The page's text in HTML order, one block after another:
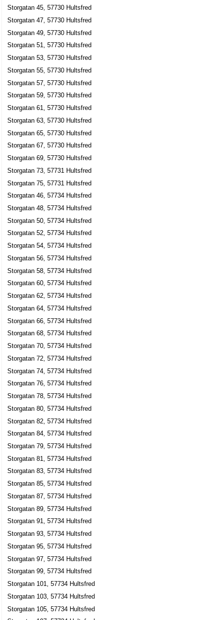
Johansson, Nils-Erik
0495-69690
Storgatan 30, 57730 Hultsfred
DT Skogstjänst
Arne Dan Torkel Torkelsson
0495-12527
Putte's Lot's & Bemanning
Per Håkan Lundqvist
Storgatan 39, 57730 Hultsfred
ELJ Produkter
0495-41400
Storgatan 40, 57730 Hultsfred
Julles Fynd
Karina Helena Johansson
0495-41137
Storgatan 40 Lgh 1101, 57730 Hultsfred
Advokaten Peter Frisén AB
Peter Sven Anders Frisén
0495-12760
Mäklarbyrån Wirconia AB
Sven Gottfrid Daniel Lang
0495-12660
Storgatan 44, 57730 Hultsfred
Zaags Ekipering AB
Zaag Lars Edvard Gardelöf
0495-41328
Storgatan 44, 57730 Hultsfred
Åke Ingvarsson
Storgatan 45, 57730 Hultsfred
M-designproduktion AB
Jan Arvid Michael Myrsäter
Storgatan 46, 57734 Hultsfred
Falk, Tony
0495-13285
Industrilokaler i Hultsfred HB
Storgatan 50, 57734 Hultsfred
Autorikt Bilplåtslageri i Vimmerby AB
0495-13285
Storgatan 50, 57734 Hultsfred
Bilskadeverkstaden i Vimmerby AB
Tony Falk
0492-13233
Storgatan 50, 57734 Hultsfred
Storgatan 45, 57730 Hultsfred
Storgatan 47, 57730 Hultsfred
Storgatan 49, 57730 Hultsfred
Storgatan 51, 57730 Hultsfred
Storgatan 53, 57730 Hultsfred
Storgatan 55, 57730 Hultsfred
Storgatan 57, 57730 Hultsfred
Storgatan 59, 57730 Hultsfred
Storgatan 61, 57730 Hultsfred
Storgatan 63, 57730 Hultsfred
Storgatan 65, 57730 Hultsfred
Storgatan 67, 57730 Hultsfred
Storgatan 69, 57730 Hultsfred
Storgatan 73, 57731 Hultsfred
Storgatan 75, 57731 Hultsfred
Storgatan 46, 57734 Hultsfred
Storgatan 48, 57734 Hultsfred
Storgatan 50, 57734 Hultsfred
Storgatan 52, 57734 Hultsfred
Storgatan 54, 57734 Hultsfred
Storgatan 56, 57734 Hultsfred
Storgatan 58, 57734 Hultsfred
Storgatan 60, 57734 Hultsfred
Storgatan 62, 57734 Hultsfred
Storgatan 64, 57734 Hultsfred
Storgatan 66, 57734 Hultsfred
Storgatan 68, 57734 Hultsfred
Storgatan 70, 57734 Hultsfred
Storgatan 72, 57734 Hultsfred
Storgatan 74, 57734 Hultsfred
Storgatan 76, 57734 Hultsfred
Storgatan 78, 57734 Hultsfred
Storgatan 80, 57734 Hultsfred
Storgatan 82, 57734 Hultsfred
Storgatan 84, 57734 Hultsfred
Storgatan 79, 57734 Hultsfred
Storgatan 81, 57734 Hultsfred
Storgatan 83, 57734 Hultsfred
Storgatan 85, 57734 Hultsfred
Storgatan 87, 57734 Hultsfred
Storgatan 89, 57734 Hultsfred
Storgatan 91, 57734 Hultsfred
Storgatan 93, 57734 Hultsfred
Storgatan 95, 57734 Hultsfred
Storgatan 97, 57734 Hultsfred
Storgatan 99, 57734 Hultsfred
Storgatan 101, 57734 Hultsfred
Storgatan 103, 57734 Hultsfred
Storgatan 105, 57734 Hultsfred